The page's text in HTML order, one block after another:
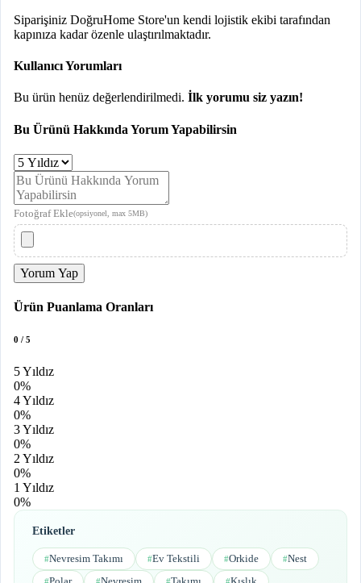
Siparişiniz DoğruHome Store'un kendi lojistik ekibi tarafından
kapınıza kadar özenle ulaştırılmaktadır.
Kullanıcı Yorumları
Bu ürün henüz değerlendirilmedi. İlk yorumu siz yazın!
Bu Ürünü Hakkında Yorum Yapabilirsin
Fotoğraf Ekle(opsiyonel, max 5MB)
Yorum Yap
Ürün Puanlama Oranları
0 / 5
5 Yıldız
0%
4 Yıldız
0%
3 Yıldız
0%
2 Yıldız
0%
1 Yıldız
0%
Etiketler
#Nevresim Takımı #Ev Tekstili #Orkide #Nest